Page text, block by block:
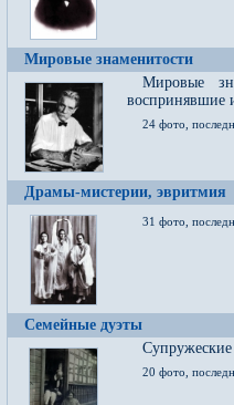
Мировые знаменитости
Мировые
воспринявшие
24 фото,
Драмы-мистерии, эвритмия
31 фото,
Семейные дуэты
20 фото,